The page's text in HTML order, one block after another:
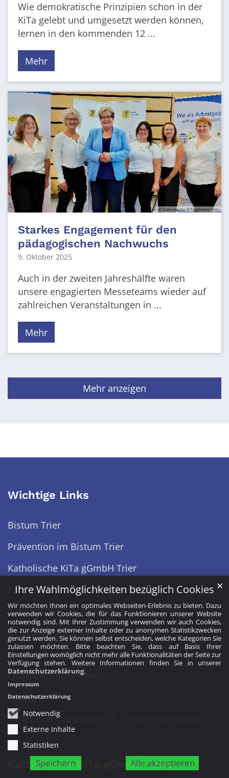
Ihre Wahlmöglichkeiten bezüglich Cookies
Wir möchten Ihnen ein optimales Webseiten-Erlebnis zu bieten. Dazu
verwenden wir Cookies, die für das Funktionieren unserer Website
notwendig sind. Mit Ihrer Zustimmung verwenden wir auch Cookies,
die zur Anzeige externer Inhalte oder zu anonymen Statistikzwecken
genutzt werden. Sie können selbst entscheiden, welche Kategorien Sie
zulassen möchten. Bitte beachten Sie, dass auf Basis Ihrer
Einstellungen womöglich nicht mehr alle Funktionalitäten der Seite zur
Verfügung stehen. Weitere Informationen finden Sie in unserer
Datenschutzerklärung.
Notwendig
Externe Inhalte
Statistiken
Speichern Alle akzeptieren
✕
Impressum
Datenschutzerklärung
Wie demokratische Prinzipien schon in der
KiTa gelebt und umgesetzt werden können,
lernen in den kommenden 12 ...
Mehr
© Katholische KiTa gGmbH Trier
Starkes Engagement für den
pädagogischen Nachwuchs
9. Oktober 2025
Auch in der zweiten Jahreshälfte waren
unsere engagierten Messeteams wieder auf
zahlreichen Veranstaltungen in ...
Mehr
Mehr anzeigen
Wichtige Links
Bistum Trier
Prävention im Bistum Trier
Katholische KiTa gGmbH Trier
Katholische KiTa gGmbH Koblenz
Katholische KiTa gGmbH Saarland
Beschwerdemanagement
Hinweisgeberschutzgesetz (HinSchG)
Qualitätsmanagement
Freitagsinfo
Mitarbeiter*innenbereich / Team-Homepage
Katholische KiTa gGmbH Trier